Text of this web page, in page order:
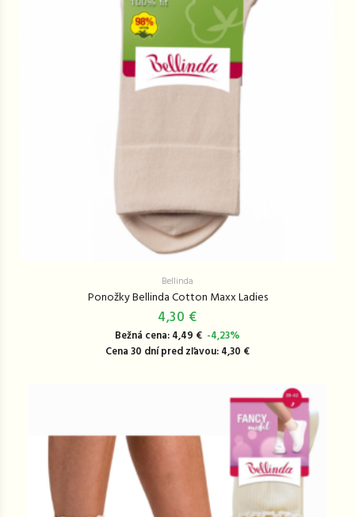
Bellinda
Ponožky Bellinda Cotton Maxx Ladies
4,30 €
Bežná cena: 4,49 € -4,23%
Cena 30 dní pred zľavou: 4,30 €